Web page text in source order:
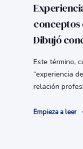
conceptos
Dibujó
Este término,
“experiencia
relación
Empieza a leer